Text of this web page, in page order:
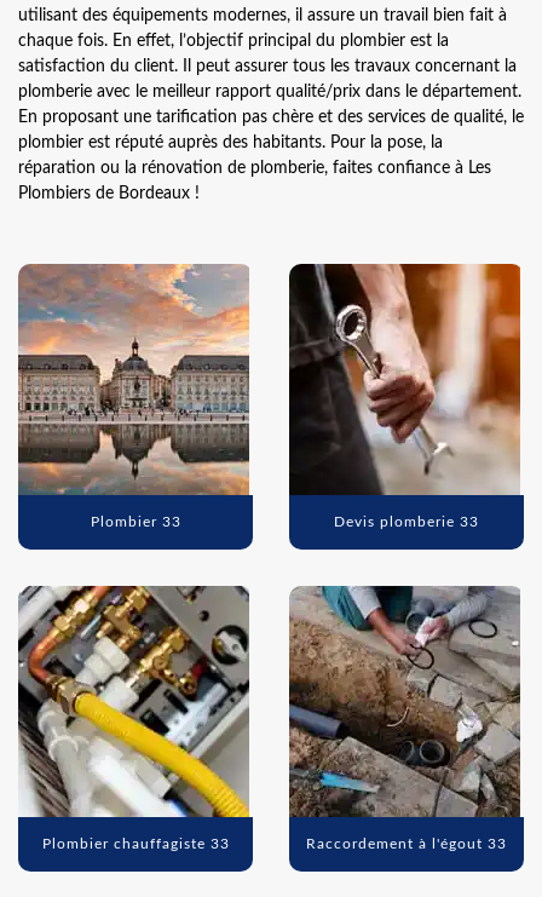
utilisant des équipements modernes, il assure un travail bien fait à
chaque fois. En effet, l’objectif principal du plombier est la
satisfaction du client. Il peut assurer tous les travaux concernant la
plomberie avec le meilleur rapport qualité/prix dans le département.
En proposant une tarification pas chère et des services de qualité, le
plombier est réputé auprès des habitants. Pour la pose, la
réparation ou la rénovation de plomberie, faites confiance à Les
Plombiers de Bordeaux !
Plombier 33 Devis plomberie 33
Plombier chauffagiste 33 Raccordement à l'égout 33